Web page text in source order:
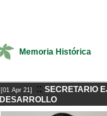
Memoria Histórica
[01 Apr 21] :: SECRETARIO
DESARROLLO